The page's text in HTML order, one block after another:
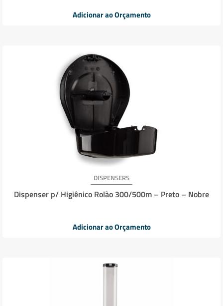
Adicionar ao Orçamento
DISPENSERS
Dispenser p/ Higiênico Rolão 300/500m – Preto – Nobre
Adicionar ao Orçamento